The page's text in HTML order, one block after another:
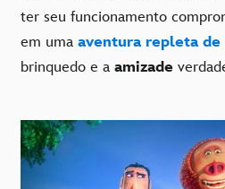
ter seu funcionamento
em uma aventura repleta de
brinquedo e a amizade